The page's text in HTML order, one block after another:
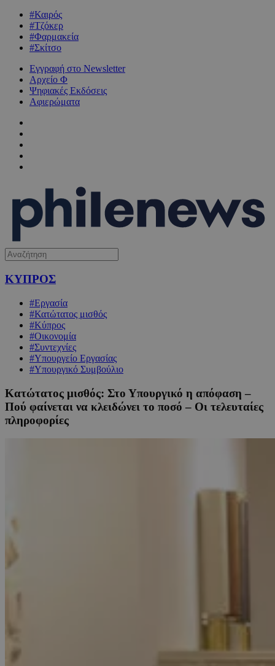
#Καιρός
#Τζόκερ
#Φαρμακεία
#Σκίτσο
Εγγραφή στο Newsletter
Αρχείο Φ
Ψηφιακές Εκδόσεις
Αφιερώματα
ΚΥΠΡΟΣ
#Εργασία
#Κατώτατος μισθός
#Κύπρος
#Οικονομία
#Συντεχνίες
#Υπουργείο Εργασίας
#Υπουργικό Συμβούλιο
Κατώτατος μισθός: Στο Υπουργικό η απόφαση –
Πού φαίνεται να κλειδώνει το ποσό – Οι τελευταίες
πληροφορίες